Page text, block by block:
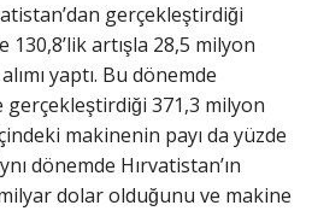
gerçekleştirdiği
130,8’lik artışla 28,5 milyon
yaptı. Bu dönemde
gerçekleştirdiği 371,3 milyon
makinenin payı da yüzde
dönemde Hırvatistan’ın
dolar olduğunu ve makine